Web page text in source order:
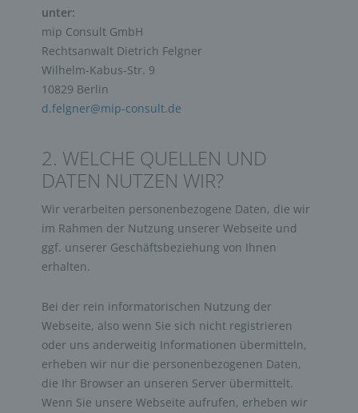
unter:
mip Consult GmbH
Rechtsanwalt Dietrich Felgner
Wilhelm-Kabus-Str. 9
10829 Berlin
d.felgner@mip-consult.de
2. WELCHE QUELLEN UND
DATEN NUTZEN WIR?
Wir verarbeiten personenbezogene Daten, die wir
im Rahmen der Nutzung unserer Webseite und
ggf. unserer Geschäftsbeziehung von Ihnen
erhalten.
Bei der rein informatorischen Nutzung der
Webseite, also wenn Sie sich nicht registrieren
oder uns anderweitig Informationen übermitteln,
erheben wir nur die personenbezogenen Daten,
die Ihr Browser an unseren Server übermittelt.
Wenn Sie unsere Webseite aufrufen, erheben wir